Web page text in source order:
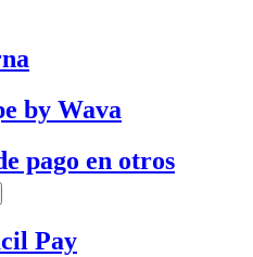
by Wava
pago en otros
Pay